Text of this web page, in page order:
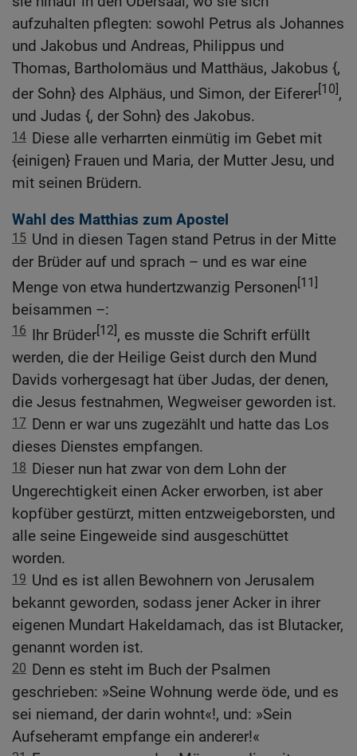
aufzuhalten pflegten: sowohl Petrus als Johannes
und Jakobus und Andreas, Philippus und
Thomas, Bartholomäus und Matthäus, Jakobus {,
der Sohn} des Alphäus, und Simon, der Eiferer[10],
und Judas {, der Sohn} des Jakobus.
14 Diese alle verharrten einmütig im Gebet mit
{einigen} Frauen und Maria, der Mutter Jesu, und
mit seinen Brüdern.
Wahl des Matthias zum Apostel
15 Und in diesen Tagen stand Petrus in der Mitte
der Brüder auf und sprach – und es war eine
Menge von etwa hundertzwanzig Personen[11]
beisammen –:
16 Ihr Brüder[12], es musste die Schrift erfüllt
werden, die der Heilige Geist durch den Mund
Davids vorhergesagt hat über Judas, der denen,
die Jesus festnahmen, Wegweiser geworden ist.
17 Denn er war uns zugezählt und hatte das Los
dieses Dienstes empfangen.
18 Dieser nun hat zwar von dem Lohn der
Ungerechtigkeit einen Acker erworben, ist aber
kopfüber gestürzt, mitten entzweigeborsten, und
alle seine Eingeweide sind ausgeschüttet
worden.
19 Und es ist allen Bewohnern von Jerusalem
bekannt geworden, sodass jener Acker in ihrer
eigenen Mundart Hakeldamach, das ist Blutacker,
genannt worden ist.
20 Denn es steht im Buch der Psalmen
geschrieben: »Seine Wohnung werde öde, und es
sei niemand, der darin wohnt«!, und: »Sein
Aufseheramt empfange ein anderer!«